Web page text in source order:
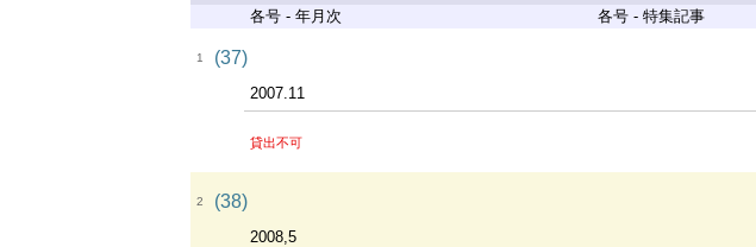
各号 - 年月次 各号 - 特集記事
1 (37)
2007.11
貸出不可
2 (38)
2008,5